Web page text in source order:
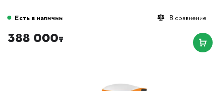
В сравнение
Есть в наличии
388 000₸